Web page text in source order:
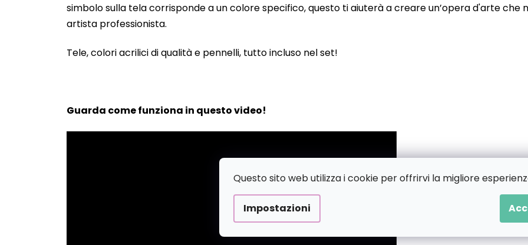
Questo sito web utilizza i cookie per offrirvi la migliore
Impostazioni
simbolo sulla tela corrisponde a un colore specifico, questo ti aiuterà a creare un’opera d'arte che
artista professionista.
Tele, colori acrilici di qualità e pennelli, tutto incluso nel set!
Guarda come funziona in questo video!